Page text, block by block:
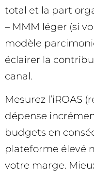
total et la part
– MMM léger (si
modèle
éclairer la
canal.
Mesurez l’iROAS
dépense
budgets en
plateforme élevé
votre marge.